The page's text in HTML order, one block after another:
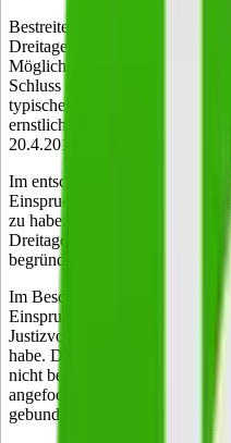
Bestreitet der Steuerpflichtige
Dreitageszeitraums, hat er sein
Möglichen zu substantiieren. Er
Schluss darauf zulassen, dass
typische – Zugang binnen
ernstlich in Betracht zu ziehen
20.4.2011, Az. III B 124/10,
Im entschiedenen Fall wurde die
Einspruchsentscheidung wegen
zu haben, nicht als ausreichend
Dreitagesvermutung wurden
begründet.
Im Beschwerdeverfahren wies
Einspruchsentscheidung
Justizvollzugsanstalt (JVA) erst
habe. Dieser neue Sachverhalt
nicht berücksichtigt werden, da
angefochtenen Urteil
gebunden ist (§ 118 Abs. 2